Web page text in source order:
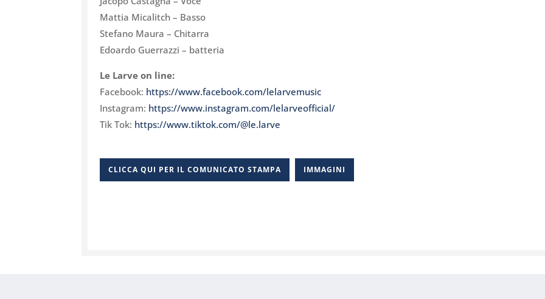
Mattia Micalitch – Basso
Stefano Maura – Chitarra
Edoardo Guerrazzi – batteria
Le Larve on line:
Facebook: https://www.facebook.com/lelarvemusic
Instagram: https://www.instagram.com/lelarveofficial/
Tik Tok: https://www.tiktok.com/@le.larve
CLICCA QUI PER IL COMUNICATO STAMPA IMMAGINI